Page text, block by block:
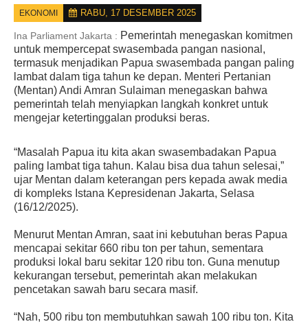
EKONOMI RABU, 17 DESEMBER 2025
Ina Parliament Jakarta : Pemerintah menegaskan komitmen
untuk mempercepat swasembada pangan nasional,
termasuk menjadikan Papua swasembada pangan paling
lambat dalam tiga tahun ke depan. Menteri Pertanian
(Mentan) Andi Amran Sulaiman menegaskan bahwa
pemerintah telah menyiapkan langkah konkret untuk
mengejar ketertinggalan produksi beras.
“Masalah Papua itu kita akan swasembadakan Papua
paling lambat tiga tahun. Kalau bisa dua tahun selesai,”
ujar Mentan dalam keterangan pers kepada awak media
di kompleks Istana Kepresidenan Jakarta, Selasa
(16/12/2025).
Menurut Mentan Amran, saat ini kebutuhan beras Papua
mencapai sekitar 660 ribu ton per tahun, sementara
produksi lokal baru sekitar 120 ribu ton. Guna menutup
kekurangan tersebut, pemerintah akan melakukan
pencetakan sawah baru secara masif.
“Nah, 500 ribu ton membutuhkan sawah 100 ribu ton. Kita